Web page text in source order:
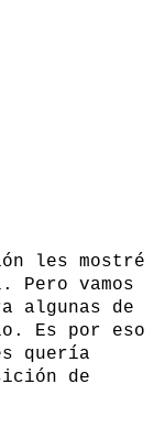
les mostré
Pero vamos
algunas de
Es por eso
quería
de